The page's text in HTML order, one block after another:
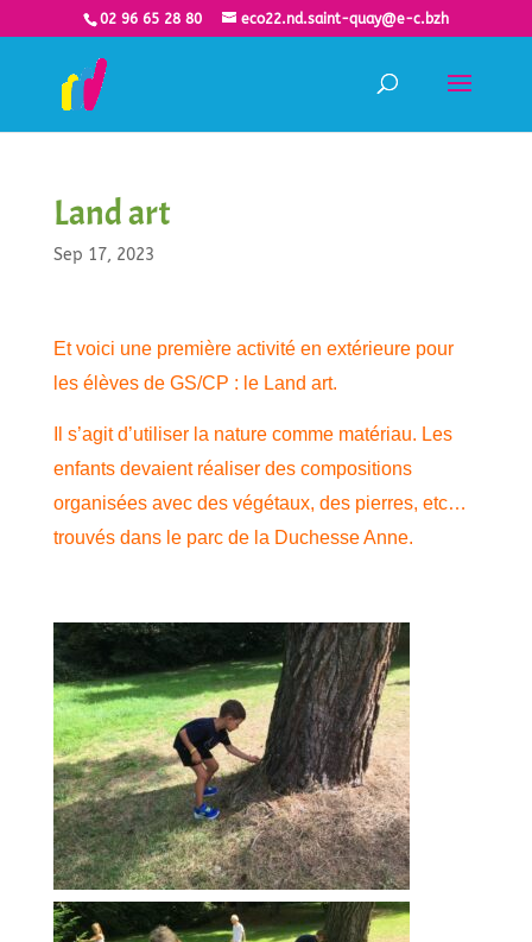
02 96 65 28 80 eco22.nd.saint-quay@e-c.bzh
Land art
Sep 17, 2023
Et voici une première activité en extérieure pour
les élèves de GS/CP : le Land art.
Il s’agit d’utiliser la nature comme matériau. Les
enfants devaient réaliser des compositions
organisées avec des végétaux, des pierres, etc…
trouvés dans le parc de la Duchesse Anne.